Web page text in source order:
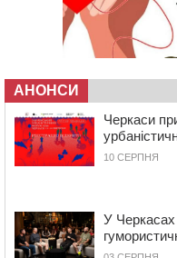
Черкащина серед
підприємств
ТЦК
форум: реєстрація
09 СЕРПНЯ 2026, НЕДІЛЯ
19:08 На Чорнобаївщині
держави, але
звернулася до суду
на літній
15:32 «Будеш
професію, що
АНОНСИ
Черкаси
10 СЕРПНЯ
У Черкасах